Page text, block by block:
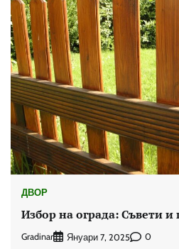
ДВОР
Избор на ограда: Съвети
Gradinar Януари 7, 2025 0